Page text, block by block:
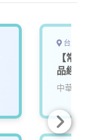
台北
【常
品經理
中華電